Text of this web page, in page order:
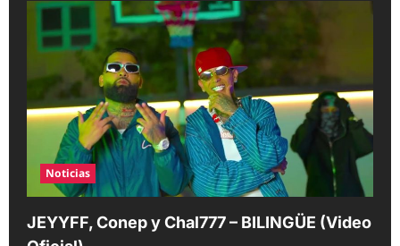
Noticias
JEYYFF, Conep y Chal777 – BILINGÜE (Video